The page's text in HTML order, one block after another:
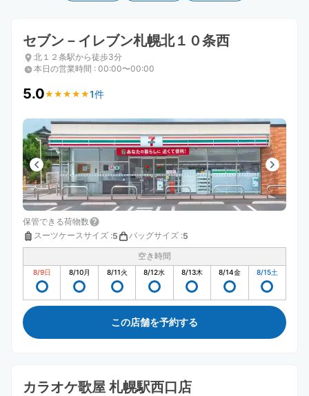
the
keyboard
shortcuts
for
changing
dates.
the
keyboard
shortcuts
for
changing
dates.
セブン－イレブン札幌北１０条西
北１２条駅から徒歩3分
本日の営業時間 : 00:00〜00:00
5.0★ ★ ★ ★ ★
★ ★ ★ ★ ★1件
保管できる荷物数
スーツケースサイズ :5 バッグサイズ :5
空き時間
8/9日 8/10月 8/11火 8/12水 8/13木 8/14金 8/15土
この店舗を予約する
カラオケ歌屋 札幌駅西口店